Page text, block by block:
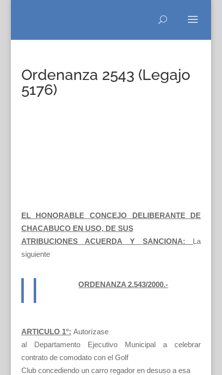
Ordenanza 2543 (Legajo
5176)
EL HONORABLE CONCEJO DELIBERANTE DE
CHACABUCO EN USO, DE SUS
ATRIBUCIONES ACUERDA Y SANCIONA: La
siguiente
ORDENANZA 2.543/2000.-
ARTICULO 1°: Autorízase
al Departamento Ejecutivo Municipal a celebrar
contrato de comodato con el Golf
Club concediendo un carro regador en desuso a esa